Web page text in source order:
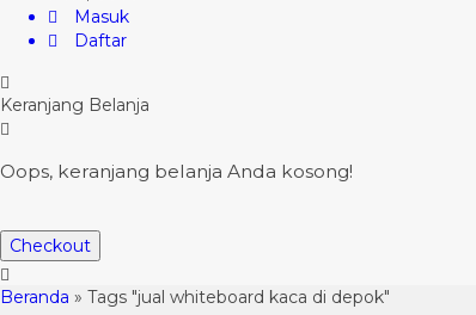
Masuk
Daftar
Keranjang Belanja
Oops, keranjang belanja Anda kosong!
Checkout
Beranda » Tags "jual whiteboard kaca di depok"